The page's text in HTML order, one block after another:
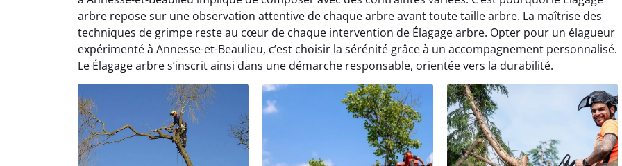
arbre repose sur une observation attentive de chaque arbre avant toute taille arbre. La maîtrise des
techniques de grimpe reste au cœur de chaque intervention de Élagage arbre. Opter pour un élagueur
expérimenté à Annesse-et-Beaulieu, c’est choisir la sérénité grâce à un accompagnement personnalisé.
Le Élagage arbre s’inscrit ainsi dans une démarche responsable, orientée vers la durabilité.